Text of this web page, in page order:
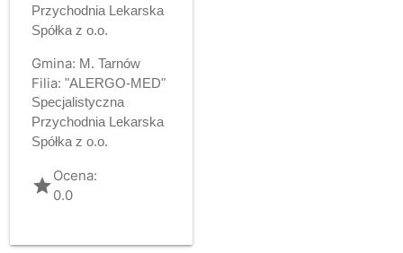
Przychodnia Lekarska
Spółka z o.o.
Gmina: M. Tarnów
Filia: "ALERGO-MED"
Specjalistyczna
Przychodnia Lekarska
Spółka z o.o.
gradeOcena:
0.0